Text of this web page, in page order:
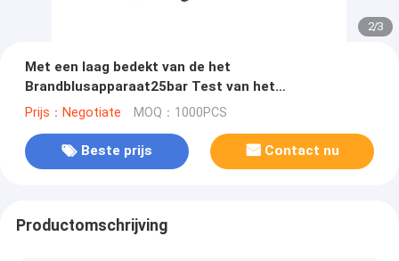
2/3
Met een laag bedekt van de het
Brandblusapparaat25bar Test van het
Cilinderschuim Chemisch de Drukwit
Prijs：Negotiate MOQ：1000PCS
Beste prijs Contact nu
Productomschrijving